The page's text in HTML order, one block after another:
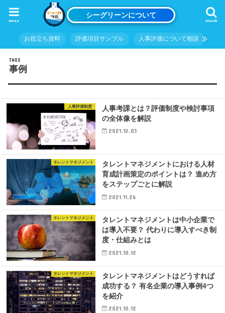
シーグリーンについて
search
menu
お役立ち資料 評価項目サンプル 人事評価について相談
事例
人事評価制度
人事考課とは？評価制度や検討事項
の全体像を解説
2021.12.03
タレントマネジメント
タレントマネジメントにおける人材
育成計画策定のポイントは？ 進め方
をステップごとに解説
2021.11.26
タレントマネジメント
タレントマネジメントは中小企業で
は導入不要？ 代わりに導入すべき制
度・仕組みとは
2021.10.12
タレントマネジメント
タレントマネジメントはどうすれば
成功する？ 有名企業の導入事例4つ
を紹介
2021.10.12